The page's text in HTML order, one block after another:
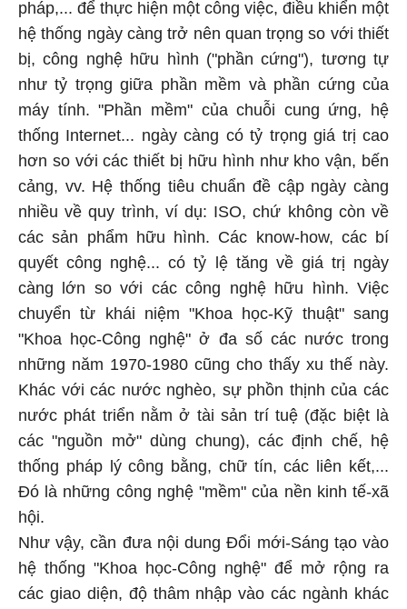
pháp,... để thực hiện một công việc, điều khiển một
hệ thống ngày càng trở nên quan trọng so với thiết
bị, công nghệ hữu hình ("phần cứng"), tương tự
như tỷ trọng giữa phần mềm và phần cứng của
máy tính. "Phần mềm" của chuỗi cung ứng, hệ
thống Internet... ngày càng có tỷ trọng giá trị cao
hơn so với các thiết bị hữu hình như kho vận, bến
cảng, vv. Hệ thống tiêu chuẩn đề cập ngày càng
nhiều về quy trình, ví dụ: ISO, chứ không còn về
các sản phẩm hữu hình. Các know-how, các bí
quyết công nghệ... có tỷ lệ tăng về giá trị ngày
càng lớn so với các công nghệ hữu hình. Việc
chuyển từ khái niệm "Khoa học-Kỹ thuật" sang
"Khoa học-Công nghệ" ở đa số các nước trong
những năm 1970-1980 cũng cho thấy xu thế này.
Khác với các nước nghèo, sự phồn thịnh của các
nước phát triển nằm ở tài sản trí tuệ (đặc biệt là
các "nguồn mở" dùng chung), các định chế, hệ
thống pháp lý công bằng, chữ tín, các liên kết,...
Đó là những công nghệ "mềm" của nền kinh tế-xã
hội.
Như vậy, cần đưa nội dung Đổi mới-Sáng tạo vào
hệ thống "Khoa học-Công nghệ" để mở rộng ra
các giao diện, độ thâm nhập vào các ngành khác